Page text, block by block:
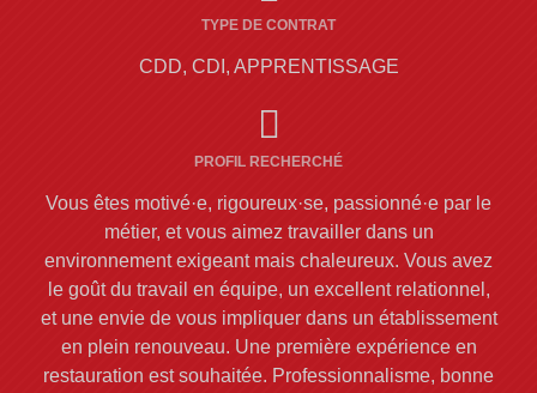
TYPE DE CONTRAT
CDD, CDI, APPRENTISSAGE
PROFIL RECHERCHÉ
Vous êtes motivé·e, rigoureux·se, passionné·e par le
métier, et vous aimez travailler dans un
environnement exigeant mais chaleureux. Vous avez
le goût du travail en équipe, un excellent relationnel,
et une envie de vous impliquer dans un établissement
en plein renouveau. Une première expérience en
restauration est souhaitée. Professionnalisme, bonne